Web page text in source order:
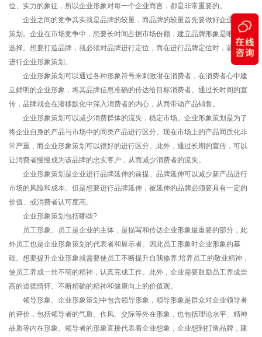
位、实力的象征，所以企业形象对每一个企业而言，都是非常重要的。
企业之间的竞争其实就是品牌的较量，而品牌的较量首先要做好企业形象
策划。企业在市场竞争中，想要长时间占据市场份额，建立品牌形象是唯一的
选择。想要打造品牌，就必须对品牌进行定位，而在进行品牌定位时，就需要
进行企业形象策划。
企业形象策划可以通过各种形象符号来刺激潜在消费者，在消费者心中建
立鲜明的企业形象，将其品牌信息准确的传达给目标消费者。通过长时间的宣
传，品牌就会在潜移默化中深入消费者的内心，从而带动产品销售。
企业形象策划可以减少消费群体的流失，稳定市场。企业形象策划是为了
将企业自身的产品与市场中的同类产品进行区分。现在市场上的产品同质化非
常严重，而企业形象策划可以很好的进行区分。此外，通过长期的宣传，可以
让消费者慢慢成为该品牌的忠实客户，从而减少消费者的流失。
企业形象策划是企业进行品牌延伸的前提。品牌延伸可以减少新产品进行
市场的风险和成本。但是想要进行品牌延伸，被延伸的品牌必须要具有一定的
价值、或消费者认可度高。
企业形象策划包括哪些?
员工形象。员工是企业的主体，是描写和传达企业形象最重要的部分，此
外员工也是企业形象策划的代表者和展示者。因此员工形象时企业形象的基
础。想要提升企业形象就需要使员工不断提升自我修养;培养员工的敬业精神，
使员工养成一丝不苟的精神，认真完成工作。此外，企业需要鼓励员工养成崇
高的道德情怀、不断精确的精神和健康向上的价值观。
领导形象。企业形象策划中包含领导形象，领导形象是群众对企业领导者
的评价，包括领导者的气质、作风、交际等外在形象，也包括理论水平、精神
品质等内在形象。领导者的形象直接代表着企业想象，企业想到打造品牌，建